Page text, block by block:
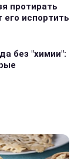
протирать
его испортить
без "химии":